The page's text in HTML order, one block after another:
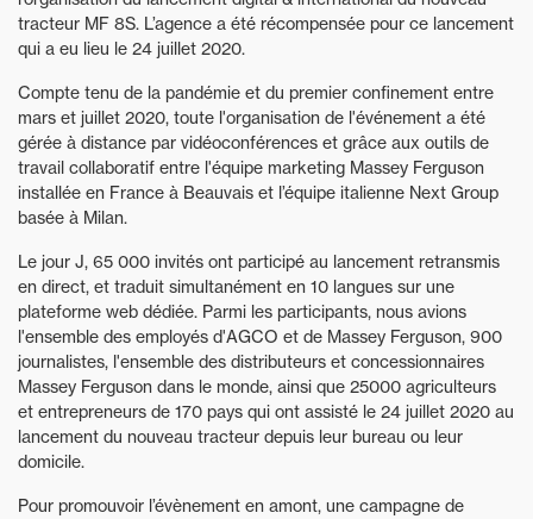
tracteur MF 8S. L’agence a été récompensée pour ce lancement
qui a eu lieu le 24 juillet 2020.
Compte tenu de la pandémie et du premier confinement entre
mars et juillet 2020, toute l'organisation de l'événement a été
gérée à distance par vidéoconférences et grâce aux outils de
travail collaboratif entre l'équipe marketing Massey Ferguson
installée en France à Beauvais et l’équipe italienne Next Group
basée à Milan.
Le jour J, 65 000 invités ont participé au lancement retransmis
en direct, et traduit simultanément en 10 langues sur une
plateforme web dédiée. Parmi les participants, nous avions
l'ensemble des employés d'AGCO et de Massey Ferguson, 900
journalistes, l'ensemble des distributeurs et concessionnaires
Massey Ferguson dans le monde, ainsi que 25000 agriculteurs
et entrepreneurs de 170 pays qui ont assisté le 24 juillet 2020 au
lancement du nouveau tracteur depuis leur bureau ou leur
domicile.
Pour promouvoir l’évènement en amont, une campagne de